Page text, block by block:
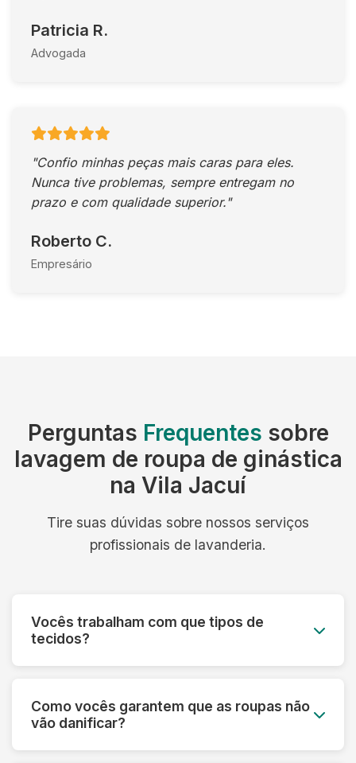
Patricia R.
Advogada
"Confio minhas peças mais caras para eles.
Nunca tive problemas, sempre entregam no
prazo e com qualidade superior."
Roberto C.
Empresário
Perguntas Frequentes sobre
lavagem de roupa de ginástica
na Vila Jacuí
Tire suas dúvidas sobre nossos serviços
profissionais de lavanderia.
Vocês trabalham com que tipos de
tecidos?
tecidos sintéticos e técnicos. Cada material
Como vocês garantem que as roupas não
vão danificar?